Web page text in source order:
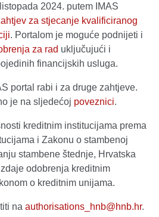
2024. putem IMAS
za stjecanje kvalificiranog
. Portalom je moguće podnijeti i
za rad uključujući i
financijskih usluga.
portal rabi i za druge zahtjeve.
je na sljedećoj poveznici.
kreditnim institucijama prema
i Zakonu o stambenoj
stambene štednje, Hrvatska
odobrenja kreditnim
o kreditnim unijama.
na authorisations_hnb@hnb.hr.